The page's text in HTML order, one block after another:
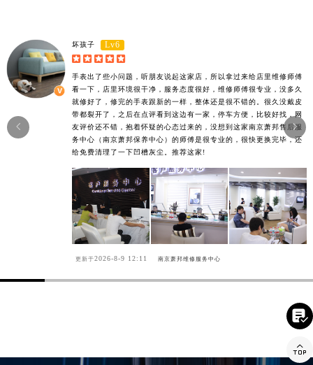
坏孩子 Lv6
    
手表出了些小问题，听朋友说起这家店，所以拿过来给店里维修师傅
看一下，店里环境很干净，服务态度很好，维修师傅很专业，没多久
就修好了，修完的手表跟新的一样，整体还是很不错的。很久没戴皮
带都裂开了，之后在点评看到这边有一家，停车方便，比较好找，网
友评价还不错，抱着怀疑的心态过来的，没想到这家南京萧邦售后服
务中心（南京萧邦保养中心）的师傅是很专业的，很快更换完毕，还
给免费清理了一下凹槽灰尘。推荐这家!
更新于2026-8-9 12:11 南京萧邦维修服务中心



